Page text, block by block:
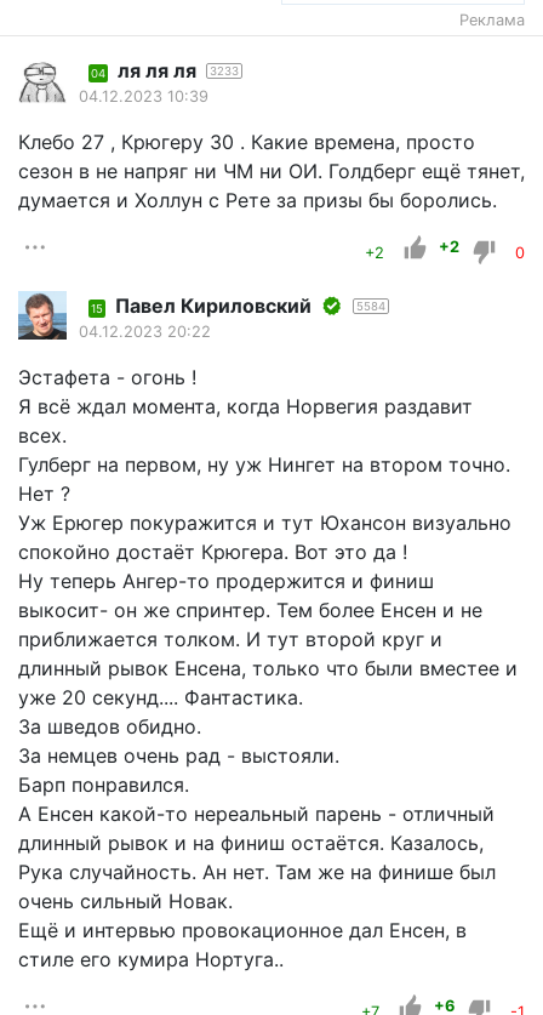
Реклама
04 ля ля ля 3233
04.12.2023 10:39
Клебо 27 , Крюгеру 30 . Какие времена, просто
сезон в не напряг ни ЧМ ни ОИ. Голдберг ещё тянет,
думается и Холлун с Рете за призы бы боролись.
+2 +2 0
15 Павел Кириловский 5584
04.12.2023 20:22
Эстафета - огонь !
Я всё ждал момента, когда Норвегия раздавит
всех.
Гулберг на первом, ну уж Нингет на втором точно.
Нет ?
Уж Ерюгер покуражится и тут Юхансон визуально
спокойно достаёт Крюгера. Вот это да !
Ну теперь Ангер-то продержится и финиш
выкосит- он же спринтер. Тем более Енсен и не
приближается толком. И тут второй круг и
длинный рывок Енсена, только что были вместее и
уже 20 секунд.... Фантастика.
За шведов обидно.
За немцев очень рад - выстояли.
Барп понравился.
А Енсен какой-то нереальный парень - отличный
длинный рывок и на финиш остаётся. Казалось,
Рука случайность. Ан нет. Там же на финише был
очень сильный Новак.
Ещё и интервью провокационное дал Енсен, в
стиле его кумира Нортуга..
+6